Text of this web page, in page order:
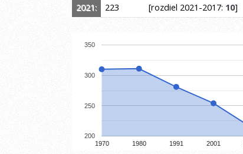
2021:
223 [rozdiel 2021-2017: 10]
1970 1980 1991 2001
200
250
300
350